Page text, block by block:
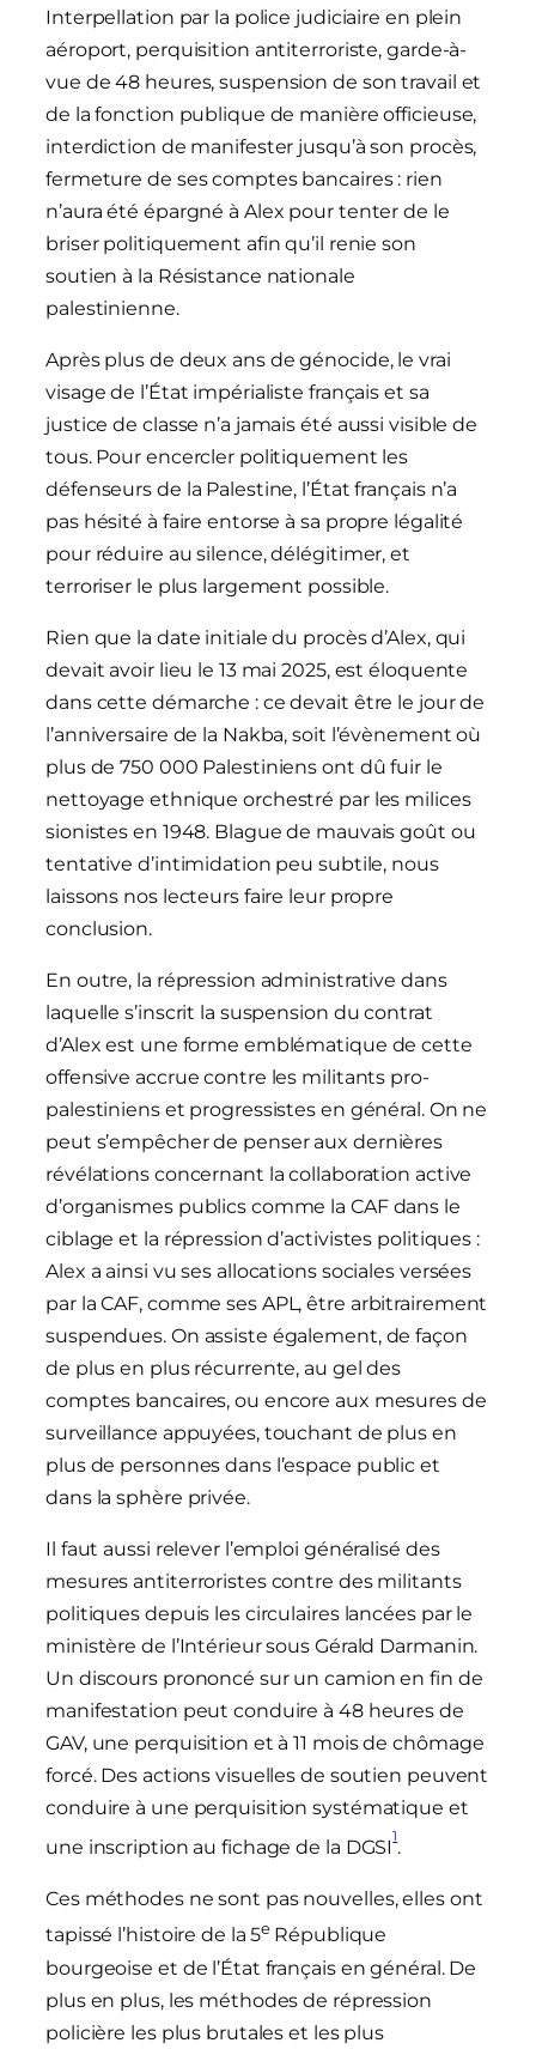
Interpellation par la police judiciaire en plein
aéroport, perquisition antiterroriste, garde-à-
vue de 48 heures, suspension de son travail et
de la fonction publique de manière officieuse,
interdiction de manifester jusqu’à son procès,
fermeture de ses comptes bancaires : rien
n’aura été épargné à Alex pour tenter de le
briser politiquement afin qu’il renie son
soutien à la Résistance nationale
palestinienne.
Après plus de deux ans de génocide, le vrai
visage de l’État impérialiste français et sa
justice de classe n’a jamais été aussi visible de
tous. Pour encercler politiquement les
défenseurs de la Palestine, l’État français n’a
pas hésité à faire entorse à sa propre légalité
pour réduire au silence, délégitimer, et
terroriser le plus largement possible.
Rien que la date initiale du procès d’Alex, qui
devait avoir lieu le 13 mai 2025, est éloquente
dans cette démarche : ce devait être le jour de
l’anniversaire de la Nakba, soit l’évènement où
plus de 750 000 Palestiniens ont dû fuir le
nettoyage ethnique orchestré par les milices
sionistes en 1948. Blague de mauvais goût ou
tentative d’intimidation peu subtile, nous
laissons nos lecteurs faire leur propre
conclusion.
En outre, la répression administrative dans
laquelle s’inscrit la suspension du contrat
d’Alex est une forme emblématique de cette
offensive accrue contre les militants pro-
palestiniens et progressistes en général. On ne
peut s’empêcher de penser aux dernières
révélations concernant la collaboration active
d’organismes publics comme la CAF dans le
ciblage et la répression d’activistes politiques :
Alex a ainsi vu ses allocations sociales versées
par la CAF, comme ses APL, être arbitrairement
suspendues. On assiste également, de façon
de plus en plus récurrente, au gel des
comptes bancaires, ou encore aux mesures de
surveillance appuyées, touchant de plus en
plus de personnes dans l’espace public et
dans la sphère privée.
Il faut aussi relever l’emploi généralisé des
mesures antiterroristes contre des militants
politiques depuis les circulaires lancées par le
ministère de l’Intérieur sous Gérald Darmanin.
Un discours prononcé sur un camion en fin de
manifestation peut conduire à 48 heures de
GAV, une perquisition et à 11 mois de chômage
forcé. Des actions visuelles de soutien peuvent
conduire à une perquisition systématique et
une inscription au fichage de la DGSI
1
.
Ces méthodes ne sont pas nouvelles, elles ont
tapissé l’histoire de la 5e République
bourgeoise et de l’État français en général. De
plus en plus, les méthodes de répression
policière les plus brutales et les plus